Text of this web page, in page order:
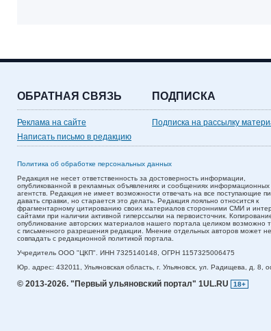
ОБРАТНАЯ СВЯЗЬ
Реклама на сайте
Написать письмо в редакцию
ПОДПИСКА
Подписка на рассылку
Политика об обработке персональных данных
Редакция не несет ответственность за достоверность информации,
опубликованной в рекламных объявлениях и сообщениях информационных
агентств. Редакция не имеет возможности отвечать на все поступающие
давать справки, но старается это делать. Редакция лояльно относится к
фрагментарному цитированию своих материалов сторонними СМИ и
сайтами при наличии активной гиперссылки на первоисточник.
опубликование авторских материалов нашего портала целиком возможно
с письменного разрешения редакции. Мнение отдельных авторов может не
совпадать с редакционной политикой портала.
Учредитель ООО "ЦКП". ИНН 7325140148, ОГРН 1157325006475
Юр. адрес: 432011, Ульяновская область, г. Ульяновск, ул. Радищева, д. 8,
© 2013-2026. "Первый ульяновский портал" 1UL.RU 18+